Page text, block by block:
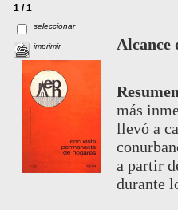
1 / 1
seleccionar
imprimir Alcance
Resumen
más
llevó a
a partir
durante